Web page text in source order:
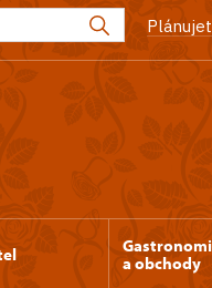
a obchody